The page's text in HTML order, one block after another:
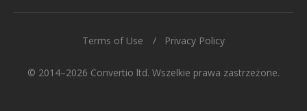
© 2014–2026 Convertio ltd. Wszelkie prawa zastrzeżone.
Terms of Use Privacy Policy